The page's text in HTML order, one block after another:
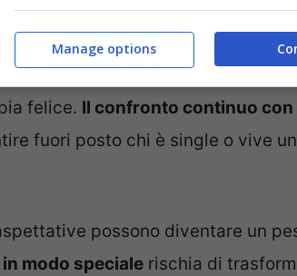
un momento critico
network contribuiscono a creare
felice. Il confronto continuo
fuori posto chi è single o vive un
possono diventare un
modo speciale rischia di
Manage options